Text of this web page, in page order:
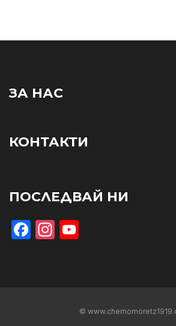
ЗА НАС
КОНТАКТИ
ПОСЛЕДВАЙ НИ
Facebook
Instagram
©